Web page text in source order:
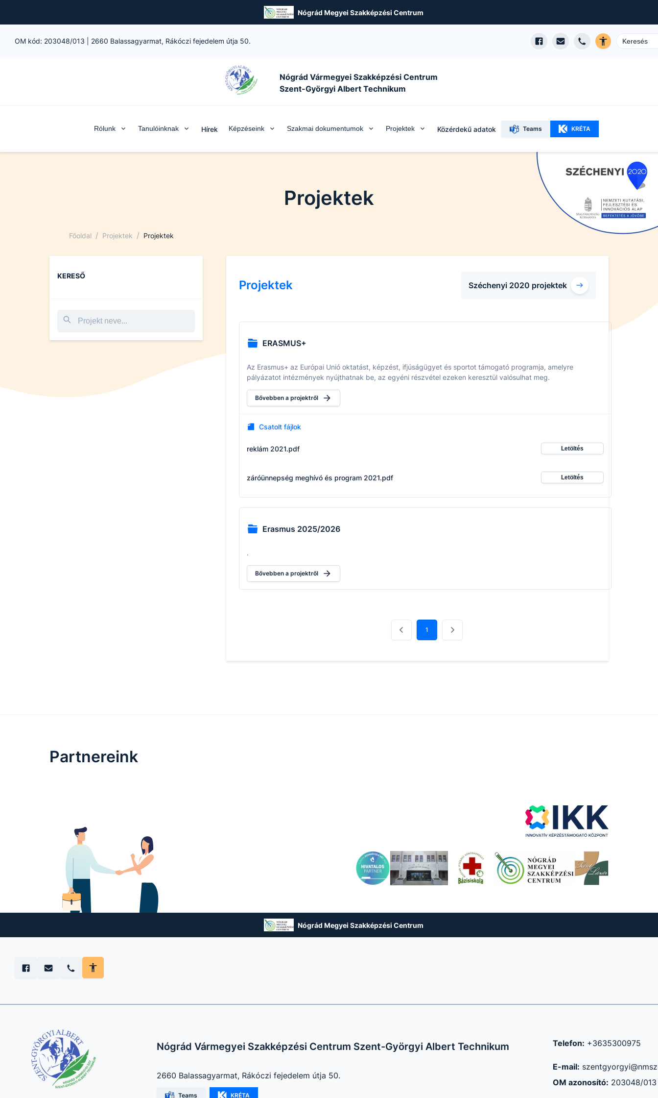
Nógrád Megyei Szakképzési Centrum
OM kód: 203048/013 2660 Balassagyarmat, Rákóczi fejedelem útja 50.
Nógrád Vármegyei Szakképzési Centrum
Szent-Györgyi Albert Technikum
Rólunk Tanulóinknak Hírek Képzéseink Szakmai dokumentumok Projektek Közérdekű adatok Teams KRÉTA
Projektek
Főoldal / Projektek / Projektek
KERESŐ
Projektek Széchenyi 2020 projektek
ERASMUS+
Az Erasmus+ az Európai Unió oktatást, képzést, ifjúságügyet és sportot támogató programja, amelyre
pályázatot intézmények nyújthatnak be, az egyéni részvétel ezeken keresztül valósulhat meg.
Bővebben a projektről
Csatolt fájlok
reklám 2021.pdf Letöltés
záróünnepség meghívó és program 2021.pdf Letöltés
Erasmus 2025/2026
.
Bővebben a projektről
1
Partnereink
Nógrád Megyei Szakképzési Centrum
Nógrád Vármegyei Szakképzési Centrum Szent-Györgyi Albert Technikum
2660 Balassagyarmat, Rákóczi fejedelem útja 50.
Teams KRÉTA
Telefon: +3635300975
E-mail:
OM azonosító: 203048/013